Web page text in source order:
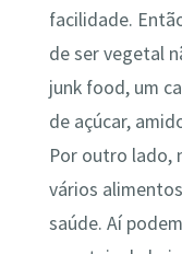
facilidade.
de ser vegetal
junk food, um
de açúcar,
Por outro lado,
vários
saúde. Aí